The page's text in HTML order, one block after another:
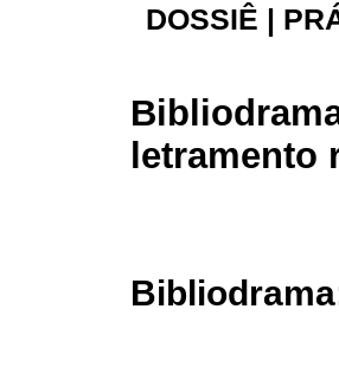
DOSSIÊ |
letramento